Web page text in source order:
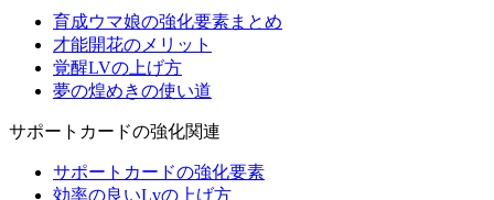
育成ウマ娘の強化要素まとめ
才能開花のメリット
覚醒LVの上げ方
夢の煌めきの使い道
サポートカードの強化関連
サポートカードの強化要素
効率の良いLvの上げ方